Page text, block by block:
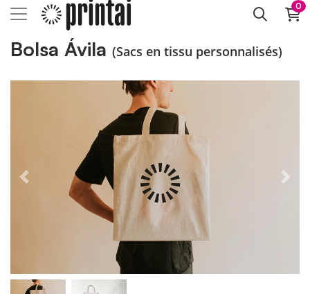
0
Bolsa Ávila (Sacs en tissu personnalisés)